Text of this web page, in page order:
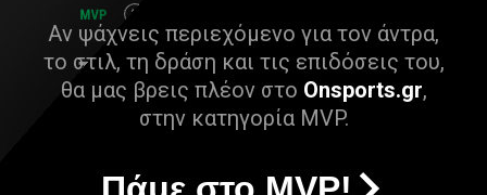
Αν ψάχνεις περιεχόμενο για τον άντρα,
το στιλ, τη δράση και τις επιδόσεις του,
θα μας βρεις πλέον στο Onsports.gr,
στην κατηγορία MVP.